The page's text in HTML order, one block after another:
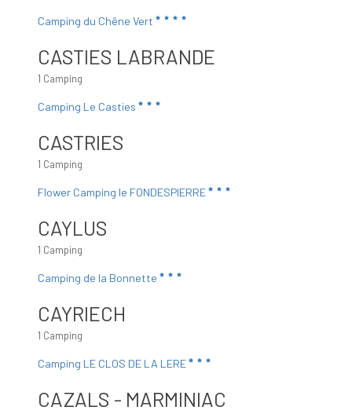
Camping du Chêne Vert
CASTIES LABRANDE
1 Camping
Camping Le Casties
CASTRIES
1 Camping
Flower Camping le FONDESPIERRE
CAYLUS
1 Camping
Camping de la Bonnette
CAYRIECH
1 Camping
Camping LE CLOS DE LA LERE
CAZALS - MARMINIAC